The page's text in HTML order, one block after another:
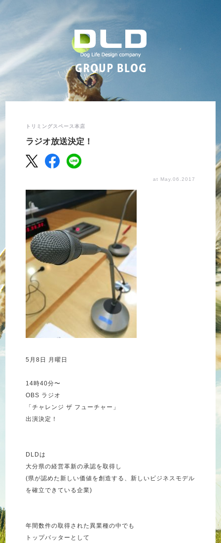
トリミングスペース本店
ラジオ放送決定！
at May.06.2017
5月8日 月曜日
14時40分〜
OBS ラジオ
「チャレンジ ザ フューチャー」
出演決定！
DLDは
大分県の経営革新の承認を取得し
(県が認めた新しい価値を創造する、新しいビジネスモデル
を確立できている企業)
年間数件の取得された異業種の中でも
トップバッターとして